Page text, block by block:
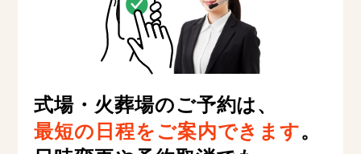
式場・火葬場のご予約は、
最短の日程をご案内できます。